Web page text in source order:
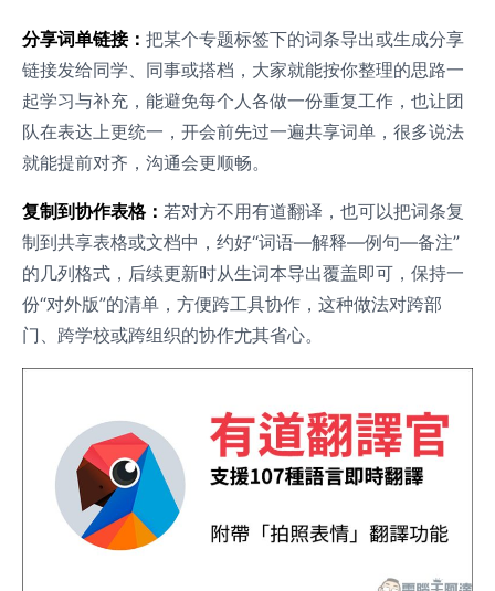
分享词单链接： 把某个专题标签下的词条导出或生成分享
链接发给同学、同事或搭档，大家就能按你整理的思路一
起学习与补充，能避免每个人各做一份重复工作，也让团
队在表达上更统一，开会前先过一遍共享词单，很多说法
就能提前对齐，沟通会更顺畅。
复制到协作表格： 若对方不用有道翻译，也可以把词条复
制到共享表格或文档中，约好“词语—解释—例句—备注”
的几列格式，后续更新时从生词本导出覆盖即可，保持一
份“对外版”的清单，方便跨工具协作，这种做法对跨部
门、跨学校或跨组织的协作尤其省心。